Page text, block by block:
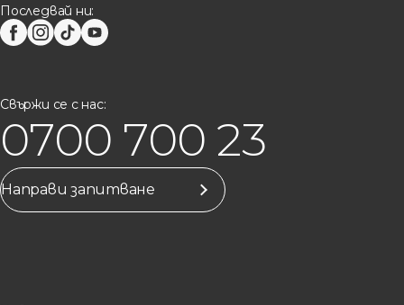
Последвай ни:
Свържи се с нас:
0700 700 23
Направи запитване